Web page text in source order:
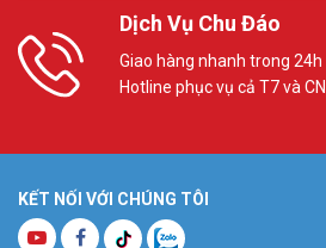
Dịch Vụ Chu Đáo
Giao hàng nhanh trong 24h
Hotline phục vụ cả T7 và CN
KẾT NỐI VỚI CHÚNG TÔI